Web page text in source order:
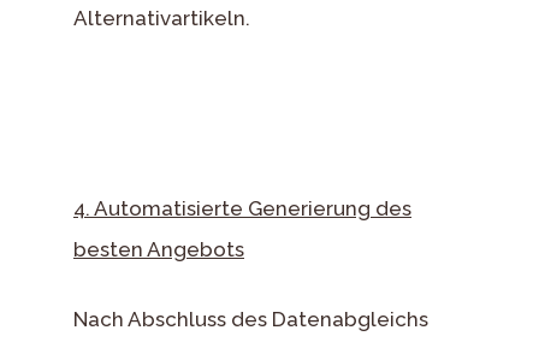
Alternativartikeln.
4. Automatisierte Generierung des
besten Angebots
Nach Abschluss des Datenabgleichs